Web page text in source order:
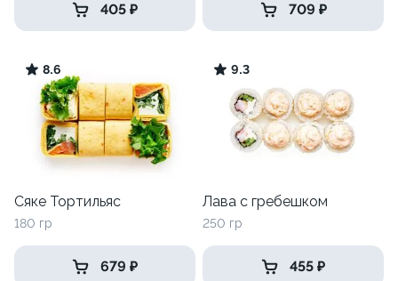
405 ₽ 709 ₽
8.6
Сяке Тортильяс
180 гр
679 ₽
9.3
Лава с гребешком
250 гр
455 ₽